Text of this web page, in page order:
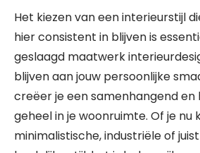
Het kiezen van een interieurstijl
hier consistent in blijven is
geslaagd maatwerk
blijven aan jouw persoonlijke
creëer je een samenhangend en
geheel in je woonruimte. Of je nu
minimalistische, industriële of